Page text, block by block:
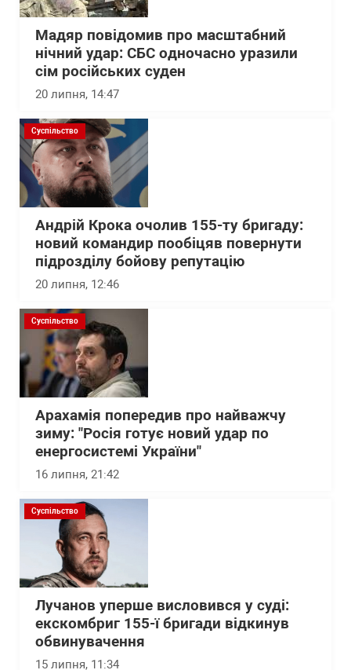
Мадяр повідомив про масштабний
нічний удар: СБС одночасно уразили
сім російських суден
20 липня, 14:47
Суспільство
Андрій Крока очолив 155-ту бригаду:
новий командир пообіцяв повернути
підрозділу бойову репутацію
20 липня, 12:46
Суспільство
Арахамія попередив про найважчу
зиму: "Росія готує новий удар по
енергосистемі України"
16 липня, 21:42
Суспільство
Лучанов уперше висловився у суді:
екскомбриг 155-ї бригади відкинув
обвинувачення
15 липня, 11:34